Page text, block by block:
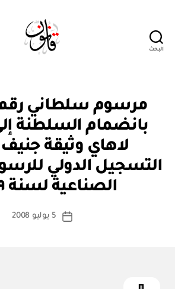
البحث
التصنيفات
ط
بانضمام السلطنة
لاهاي وثيقة
التسجيل الدولي
الصناعية لسنة ١٩٩٩م
كاتب
بو
س
ة
تاريخ
5 يوليو 2008